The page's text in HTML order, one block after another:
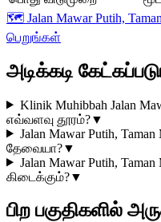
🗺️ Jalan Mawar Putih,
பெறுங்கள்
அடிக்கடி
Klinik Muhibbah Jalan
எவ்வளவு தூரம்?▼
Jalan Mawar Putih,
தேவையா?▼
Jalan Mawar Putih,
கிடைக்கும்?▼
பிற பகுதிகளில்